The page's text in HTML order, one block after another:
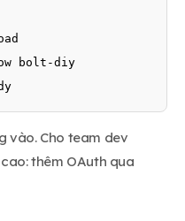
bolt-diy
vào. Cho team dev
thêm OAuth qua